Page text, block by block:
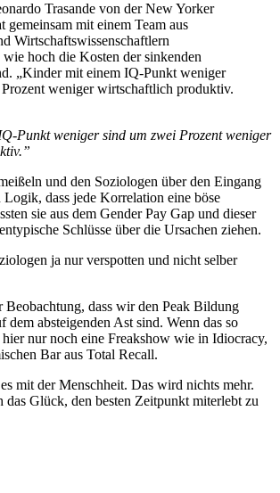
Trasande von der New Yorker
gemeinsam mit einem Team aus
Wirtschaftswissenschaftlern
wie hoch die Kosten der sinkenden
„Kinder mit einem IQ-Punkt weniger
weniger wirtschaftlich produktiv.
Punkt weniger sind um zwei Prozent weniger
und den Soziologen über den Eingang
Logik, dass jede Korrelation eine böse
sie aus dem Gender Pay Gap und dieser
Schlüsse über die Ursachen ziehen.
ja nur verspotten und nicht selber
Beobachtung, dass wir den Peak Bildung
dem absteigenden Ast sind. Wenn das so
nur noch eine Freakshow wie in Idiocracy,
Bar aus Total Recall.
mit der Menschheit. Das wird nichts mehr.
das Glück, den besten Zeitpunkt miterlebt zu